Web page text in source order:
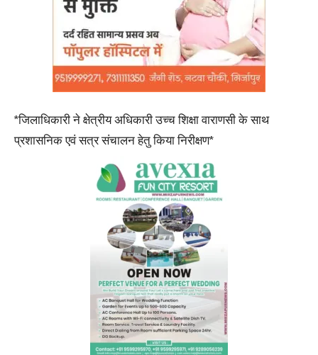
*जिलाधिकारी ने क्षेत्रीय अधिकारी उच्च शिक्षा वाराणसी के साथ
प्रशासनिक एवं सत्र संचालन हेतु किया निरीक्षण*